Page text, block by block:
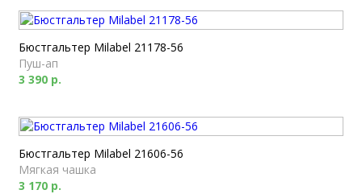
Бюстгальтер Milabel 21178-56
Пуш-ап
3 390 р.
Бюстгальтер Milabel 21606-56
Мягкая чашка
3 170 р.